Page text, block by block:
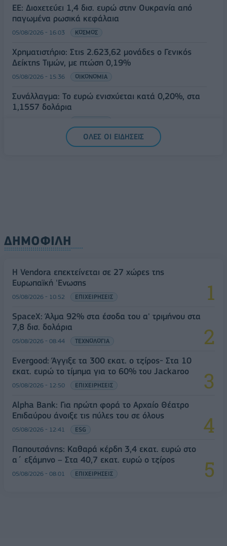
ΕΕ: Διοχετεύει 1,4 δισ. ευρώ στην Ουκρανία από
παγωμένα ρωσικά κεφάλαια
05/08/2026 - 16:03 ΚΟΣΜΟΣ
Χρηματιστήριο: Στις 2.623,62 μονάδες ο Γενικός
Δείκτης Τιμών, με πτώση 0,19%
05/08/2026 - 15:36 ΟΙΚΟΝΟΜΙΑ
Συνάλλαγμα: Το ευρώ ενισχύεται κατά 0,20%, στα
1,1557 δολάρια
ΟΛΕΣ ΟΙ ΕΙΔΗΣΕΙΣ
ΔΗΜΟΦΙΛΗ
Η Vendora επεκτείνεται σε 27 χώρες της
Ευρωπαϊκή 'Ενωσης
05/08/2026 - 10:52 ΕΠΙΧΕΙΡΗΣΕΙΣ
SpaceX: Άλμα 92% στα έσοδα του α' τριμήνου στα
7,8 δισ. δολάρια
05/08/2026 - 08:44 ΤΕΧΝΟΛΟΓΙΑ
Evergood: Άγγιξε τα 300 εκατ. ο τζίρος- Στα 10
εκατ. ευρώ το τίμημα για το 60% του Jackaroo
05/08/2026 - 12:50 ΕΠΙΧΕΙΡΗΣΕΙΣ
Alpha Bank: Για πρώτη φορά το Αρχαίο Θέατρο
Επιδαύρου άνοιξε τις πύλες του σε όλους
05/08/2026 - 12:41 ESG
Παπουτσάνης: Καθαρά κέρδη 3,4 εκατ. ευρώ στο
α΄ εξάμηνο – Στα 40,7 εκατ. ευρώ ο τζίρος
05/08/2026 - 08:01 ΕΠΙΧΕΙΡΗΣΕΙΣ